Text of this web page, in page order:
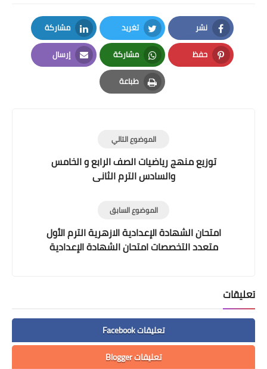
نشر
Facebook
تغريد
Twitter
مشاركة
LinkedIn
حفظ
Pinterest
مشاركة
Whatsapp
إرسال
Email
طباعة
Print
الموضوع التالي
توزيع منهج رياضيات الصف الرابع و الخامس
والسادس الترم الثانى
الموضوع السابق
امتحان الشهادة الإعدادية الازهرية الترم الأول
متعدد التخصصات امتحان الشهادة الإعدادية
تعليقات
تعليقات Facebook
تعليقات Blogger